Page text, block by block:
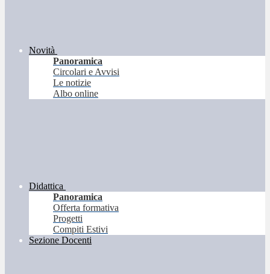
Novità
Panoramica
Circolari e Avvisi
Le notizie
Albo online
Didattica
Panoramica
Offerta formativa
Progetti
Compiti Estivi
Sezione Docenti